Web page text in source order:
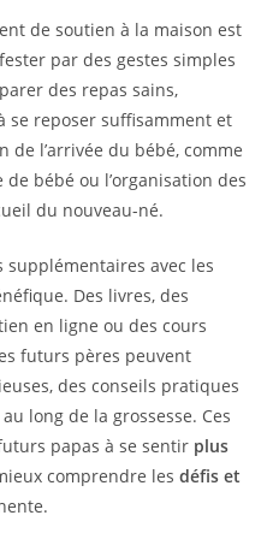
de soutien à la maison est
par des gestes simples
des repas sains,
se reposer suffisamment et
de l’arrivée du bébé, comme
bébé ou l’organisation des
du nouveau-né.
supplémentaires avec les
Des livres, des
en ligne ou des cours
futurs pères peuvent
des conseils pratiques
long de la grossesse. Ces
papas à se sentir plus
comprendre les défis et